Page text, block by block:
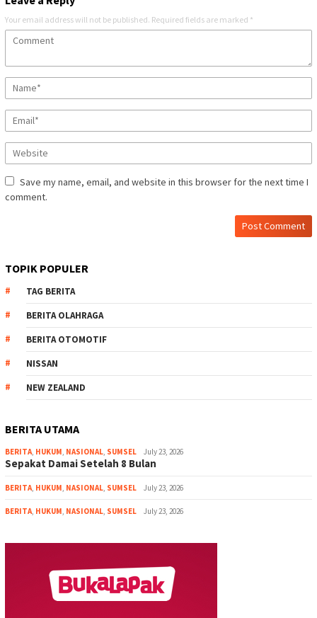
Your email address will not be published. Required fields are marked *
Save my name, email, and website in this browser for the next time I
comment.
TOPIK POPULER
TAG BERITA
BERITA OLAHRAGA
BERITA OTOMOTIF
NISSAN
NEW ZEALAND
BERITA UTAMA
BERITA, HUKUM, NASIONAL, SUMSEL July 23, 2026
Sepakat Damai Setelah 8 Bulan
BERITA, HUKUM, NASIONAL, SUMSEL July 23, 2026
BERITA, HUKUM, NASIONAL, SUMSEL July 23, 2026